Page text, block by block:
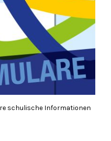
schulische Informationen